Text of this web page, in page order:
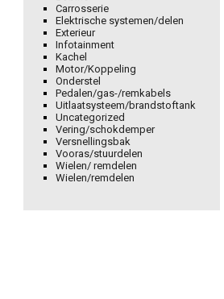
Carrosserie
Elektrische systemen/delen
Exterieur
Infotainment
Kachel
Motor/Koppeling
Onderstel
Pedalen/gas-/remkabels
Uitlaatsysteem/brandstoftank
Uncategorized
Vering/schokdemper
Versnellingsbak
Vooras/stuurdelen
Wielen/ remdelen
Wielen/remdelen